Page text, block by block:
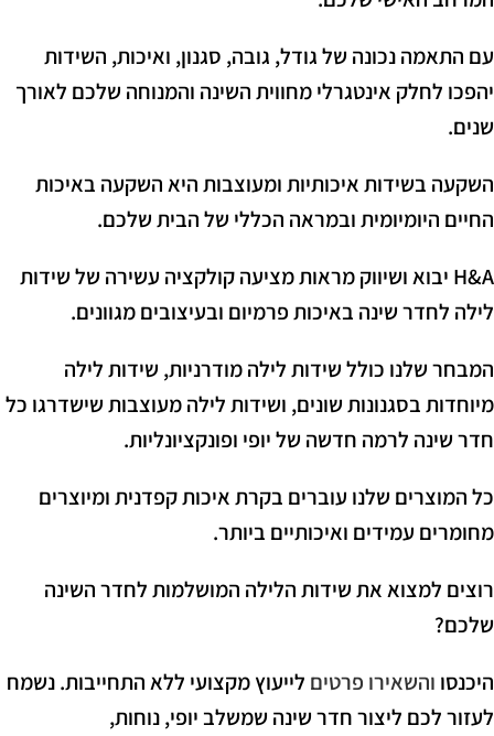
עם התאמה נכונה של גודל, גובה, סגנון, ואיכות, השידות
יהפכו לחלק אינטגרלי מחווית השינה והמנוחה שלכם לאורך
שנים.
השקעה בשידות איכותיות ומעוצבות היא השקעה באיכות
החיים היומיומית ובמראה הכללי של הבית שלכם.
H&A יבוא ושיווק מראות מציעה קולקציה עשירה של שידות
לילה לחדר שינה באיכות פרמיום ובעיצובים מגוונים.
המבחר שלנו כולל שידות לילה מודרניות, שידות לילה
מיוחדות בסגנונות שונים, ושידות לילה מעוצבות שישדרגו כל
חדר שינה לרמה חדשה של יופי ופונקציונליות.
כל המוצרים שלנו עוברים בקרת איכות קפדנית ומיוצרים
מחומרים עמידים ואיכותיים ביותר.
רוצים למצוא את שידות הלילה המושלמות לחדר השינה
שלכם?
היכנסו והשאירו פרטים לייעוץ מקצועי ללא התחייבות. נשמח
לעזור לכם ליצור חדר שינה שמשלב יופי, נוחות,